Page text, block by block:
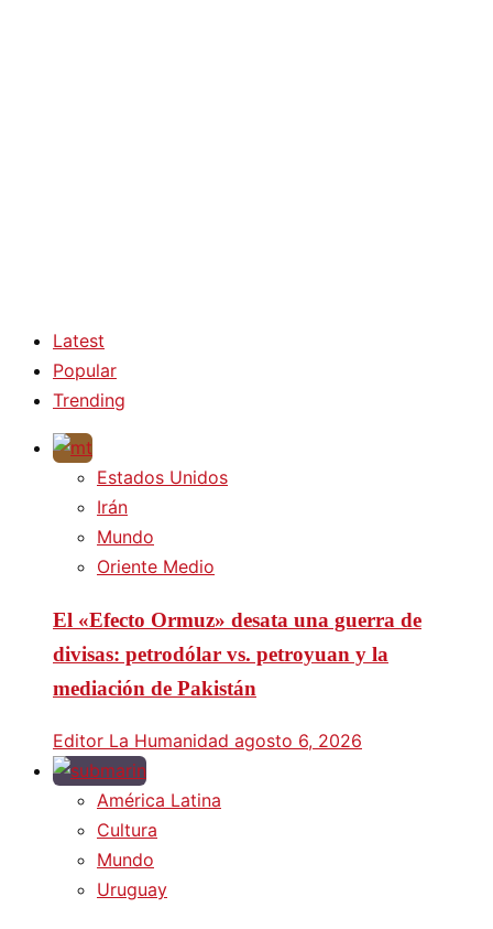
Latest
Popular
Trending
Estados Unidos
Irán
Mundo
Oriente Medio
El «Efecto Ormuz» desata una guerra de
divisas: petrodólar vs. petroyuan y la
mediación de Pakistán
Editor La Humanidad agosto 6, 2026
América Latina
Cultura
Mundo
Uruguay